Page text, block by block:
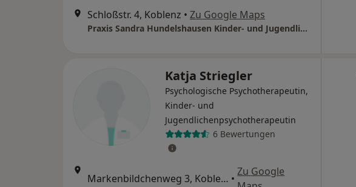
Schloßstr. 4, Koblenz • Zu Google Maps
Praxis Sandra Hundelshausen Kinder- und Jugendlichenpsychotherapeutin
Katja Striegler
Psychologische Psychotherapeutin,
Kinder- und
Jugendlichenpsychotherapeutin
6 Bewertungen
Markenbildchenweg 3, Koblenz •
Zu Google